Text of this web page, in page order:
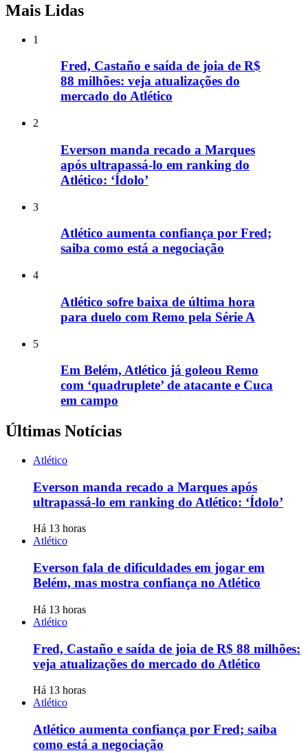
Mais Lidas
1
Fred, Castaño e saída de joia de R$
88 milhões: veja atualizações do
mercado do Atlético
2
Everson manda recado a Marques
após ultrapassá-lo em ranking do
Atlético: ‘Ídolo’
3
Atlético aumenta confiança por Fred;
saiba como está a negociação
4
Atlético sofre baixa de última hora
para duelo com Remo pela Série A
5
Em Belém, Atlético já goleou Remo
com ‘quadruplete’ de atacante e Cuca
em campo
Últimas Notícias
Atlético
Everson manda recado a Marques após
ultrapassá-lo em ranking do Atlético: ‘Ídolo’
Há 13 horas
Atlético
Everson fala de dificuldades em jogar em
Belém, mas mostra confiança no Atlético
Há 13 horas
Atlético
Fred, Castaño e saída de joia de R$ 88 milhões:
veja atualizações do mercado do Atlético
Há 13 horas
Atlético
Atlético aumenta confiança por Fred; saiba
como está a negociação